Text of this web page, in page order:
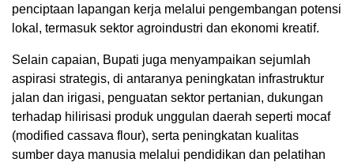
penciptaan lapangan kerja melalui pengembangan potensi
lokal, termasuk sektor agroindustri dan ekonomi kreatif.
Selain capaian, Bupati juga menyampaikan sejumlah
aspirasi strategis, di antaranya peningkatan infrastruktur
jalan dan irigasi, penguatan sektor pertanian, dukungan
terhadap hilirisasi produk unggulan daerah seperti mocaf
(modified cassava flour), serta peningkatan kualitas
sumber daya manusia melalui pendidikan dan pelatihan